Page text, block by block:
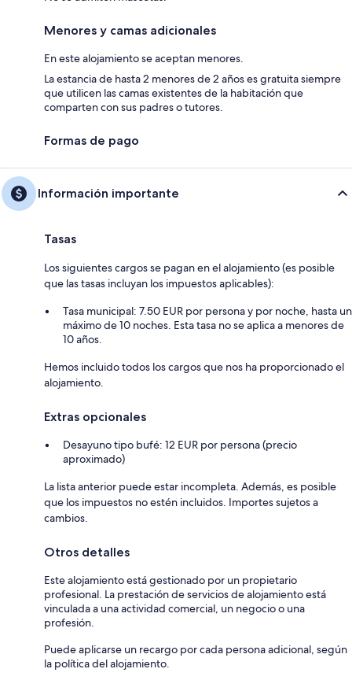
Menores y camas adicionales
En este alojamiento se aceptan menores.
La estancia de hasta 2 menores de 2 años es gratuita siempre
que utilicen las camas existentes de la habitación que
comparten con sus padres o tutores.
Formas de pago
Información importante
Tasas
Los siguientes cargos se pagan en el alojamiento (es posible
que las tasas incluyan los impuestos aplicables):
Tasa municipal: 7.50 EUR por persona y por noche, hasta un
máximo de 10 noches. Esta tasa no se aplica a menores de
10 años.
Hemos incluido todos los cargos que nos ha proporcionado el
alojamiento.
Extras opcionales
Desayuno tipo bufé: 12 EUR por persona (precio
aproximado)
La lista anterior puede estar incompleta. Además, es posible
que los impuestos no estén incluidos. Importes sujetos a
cambios.
Otros detalles
Este alojamiento está gestionado por un propietario
profesional. La prestación de servicios de alojamiento está
vinculada a una actividad comercial, un negocio o una
profesión.
Puede aplicarse un recargo por cada persona adicional, según
la política del alojamiento.